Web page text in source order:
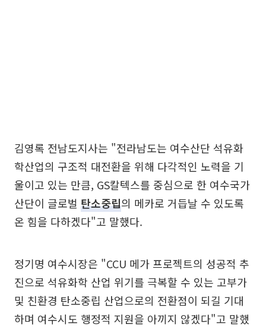
김영록 전남도지사는 "전라남도는 여수산단 석유화
학산업의 구조적 대전환을 위해 다각적인 노력을 기
울이고 있는 만큼, GS칼텍스를 중심으로 한 여수국가
산단이 글로벌 탄소중립의 메카로 거듭날 수 있도록
온 힘을 다하겠다"고 말했다.
정기명 여수시장은 "CCU 메가 프로젝트의 성공적 추
진으로 석유화학 산업 위기를 극복할 수 있는 고부가
및 친환경 탄소중립 산업으로의 전환점이 되길 기대
하며 여수시도 행정적 지원을 아끼지 않겠다"고 말했